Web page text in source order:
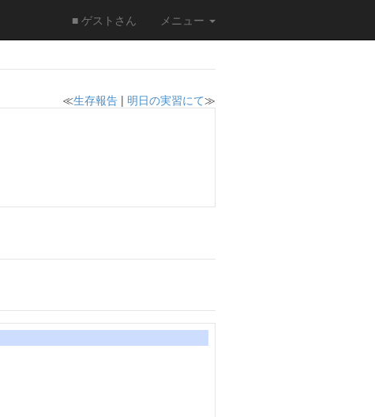
■ ゲストさん メニュー
≪生存報告| 明日の実習にて≫